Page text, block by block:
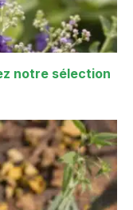
notre sélection